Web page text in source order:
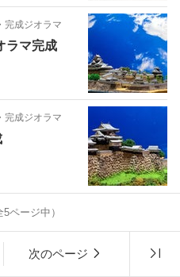
完成ジオラマ
ラマ完成
完成ジオラマ
5ページ中）
次のページ